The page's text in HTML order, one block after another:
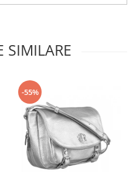
SIMILARE
-55%